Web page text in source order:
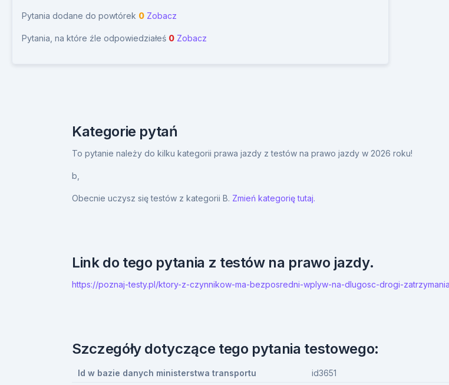
Pytania dodane do powtórek 0 Zobacz
Pytania, na które źle odpowiedziałeś 0 Zobacz
Kategorie pytań
To pytanie należy do kilku kategorii prawa jazdy z testów na prawo jazdy w 2026 roku!
b,
Obecnie uczysz się testów z kategorii B. Zmień kategorię tutaj.
Link do tego pytania z testów na prawo jazdy.
https://poznaj-testy.pl/ktory-z-czynnikow-ma-bezposredni-wplyw-na-dlugosc-drogi-
Szczegóły dotyczące tego pytania testowego:
Id w bazie danych ministerstwa transportu
id3651